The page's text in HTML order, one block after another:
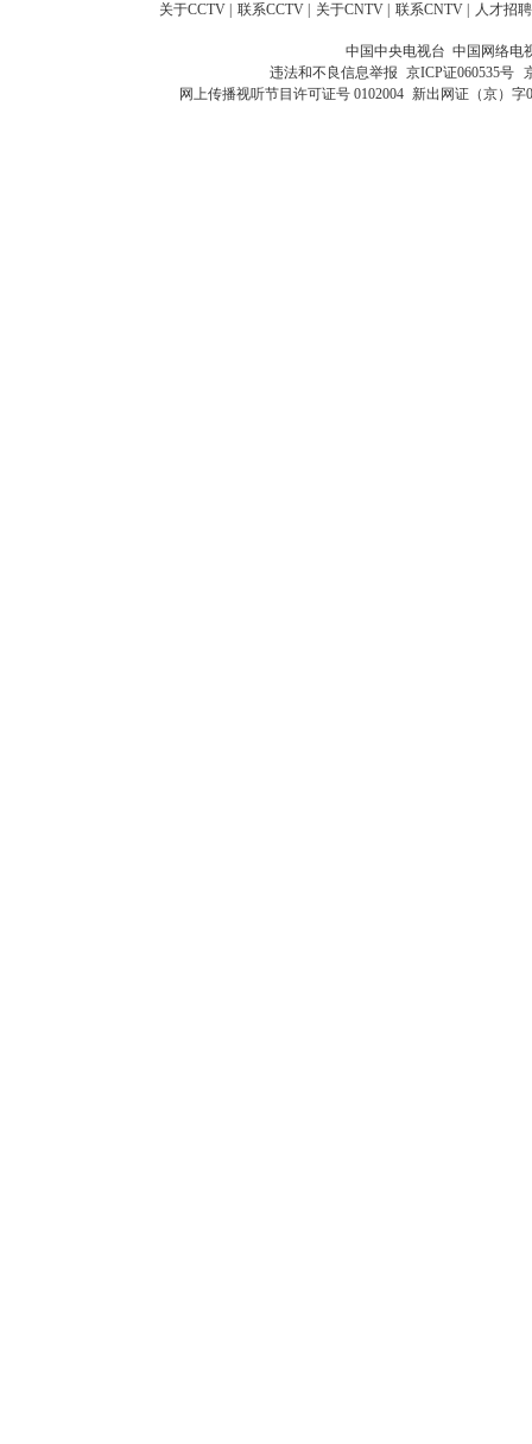
关于CCTV 联系CCTV 关于CNTV 联系CNTV 人才招聘
中国中央电视台 中国网络电
违法和不良信息举报 京ICP证060535号
网上传播视听节目许可证号 0102004 新出网证（京）